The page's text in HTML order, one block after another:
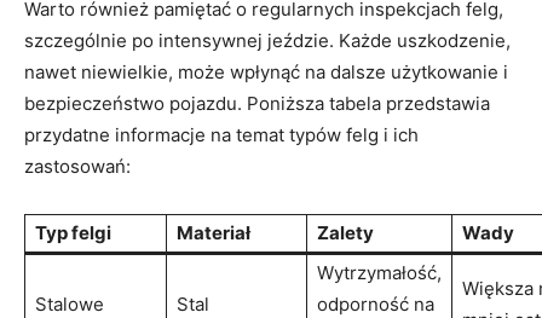
Warto również pamiętać o regularnych inspekcjach felg,
szczególnie po intensywnej jeździe. Każde uszkodzenie,
nawet niewielkie, może wpłynąć na dalsze użytkowanie i
bezpieczeństwo pojazdu. Poniższa tabela przedstawia
przydatne informacje na temat typów felg i ich
zastosowań:
Typ felgi Materiał Zalety Wady
Stalowe Stal
Wytrzymałość,
odporność na
Większa